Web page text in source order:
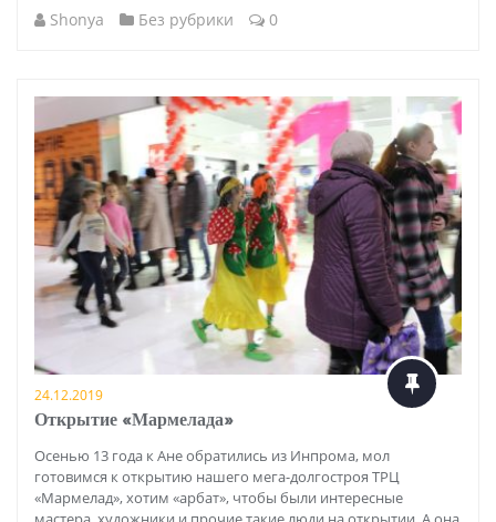
Shonya Без рубрики 0
24.12.2019
Открытие «Мармелада»
Осенью 13 года к Ане обратились из Инпрома, мол
готовимся к открытию нашего мега-долгостроя ТРЦ
«Мармелад», хотим «арбат», чтобы были интересные